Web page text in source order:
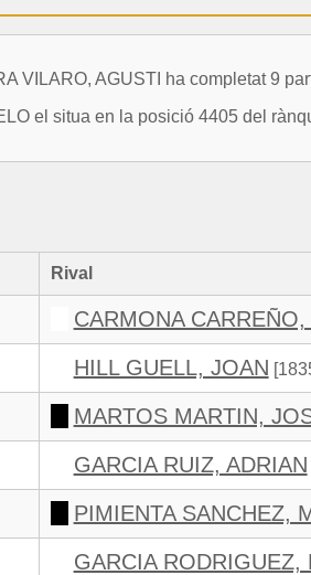
VILARO, AGUSTI ha completat 9
el situa en la posició 4405 del
Rival
CARMONA
HILL GUELL, JOAN
MARTOS MARTIN,
GARCIA RUIZ, ADRIAN
PIMIENTA SANCHEZ,
GARCIA RODRIGUEZ,